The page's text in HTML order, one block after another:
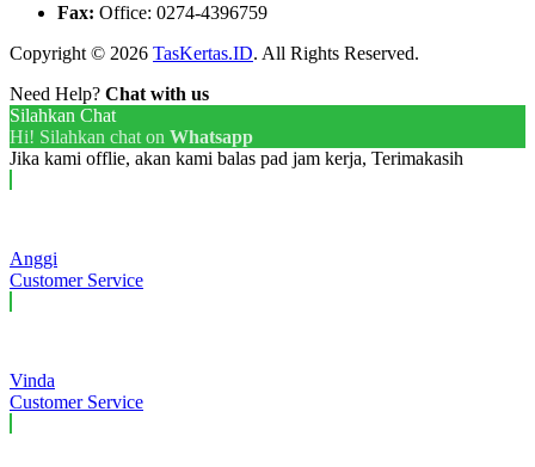
Fax: Office: 0274-4396759
Copyright © 2026 TasKertas.ID. All Rights Reserved.
Need Help? Chat with us
Silahkan Chat
Hi! Silahkan chat on Whatsapp
Jika kami offlie, akan kami balas pad jam kerja, Terimakasih
Anggi
Customer Service
Vinda
Customer Service